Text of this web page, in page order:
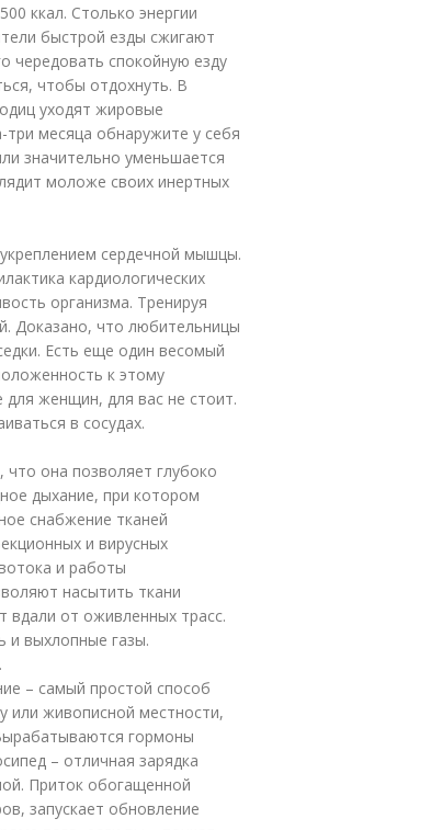
ккал. Столько энергии
быстрой езды сжигают
чередовать спокойную езду
чтобы отдохнуть. В
уходят жировые
месяца обнаружите у себя
значительно уменьшается
моложе своих инертных
сердечной мышцы.
кардиологических
организма. Тренируя
Доказано, что любительницы
Есть еще один весомый
к этому
женщин, для вас не стоит.
в сосудах.
она позволяет глубоко
дыхание, при котором
снабжение тканей
и вирусных
и работы
насытить ткани
вдали от оживленных трасс.
и выхлопные газы.
– самый простой способ
или живописной местности,
гормоны
– отличная зарядка
Приток обогащенной
запускает обновление